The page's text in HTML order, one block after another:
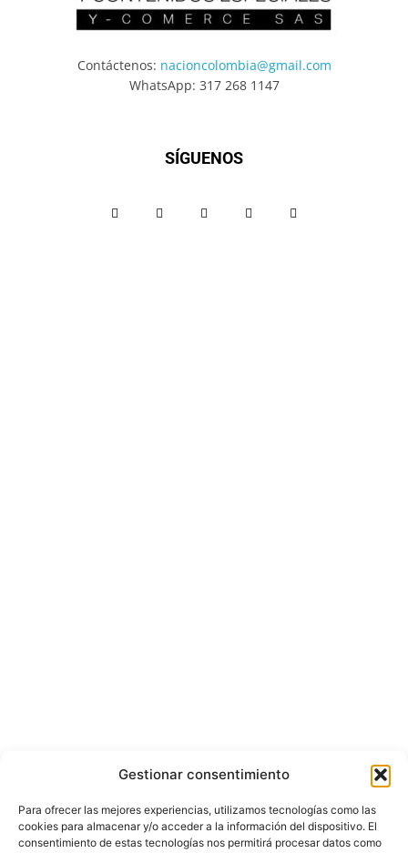
Gestionar consentimiento
Para ofrecer las mejores experiencias, utilizamos tecnologías como las
cookies para almacenar y/o acceder a la información del dispositivo. El
consentimiento de estas tecnologías nos permitirá procesar datos como
Contáctenos: nacioncolombia@gmail.com
WhatsApp: 317 268 1147
SÍGUENOS